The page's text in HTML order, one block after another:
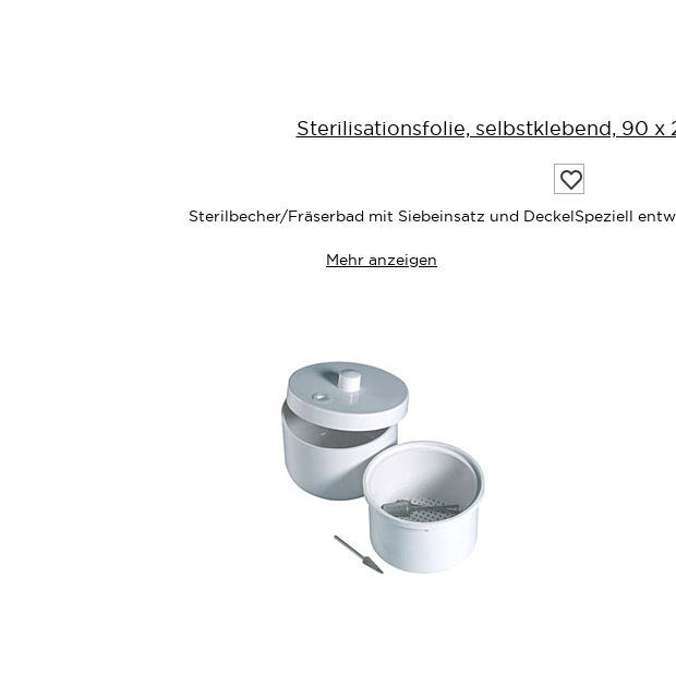
Sterilisationsfolie, selbstklebend, 90 x
Auf
die
Wunschliste
Sterilbecher/Fräserbad mit Siebeinsatz und Deckel
Mehr anzeigen
Speziell